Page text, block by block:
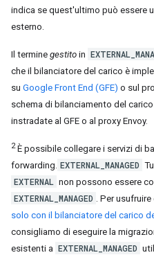
indica se quest'ultimo può essere
esterno.
Il termine gestito in
che il bilanciatore del carico è
su Google Front End (GFE) o sul
schema di bilanciamento del carico
instradate al GFE o al proxy Envoy.
2È possibile collegare i servizi di
forwarding. EXTERNAL_MANAGED
EXTERNAL non possono essere
EXTERNAL_MANAGED . Per usufruire
solo con il bilanciatore del carico
consigliamo di eseguire la
esistenti a EXTERNAL_MANAGED